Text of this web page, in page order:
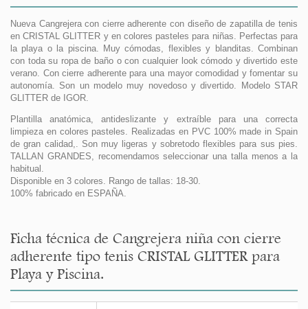
Nueva Cangrejera con cierre adherente con diseño de zapatilla de tenis
en CRISTAL GLITTER y en colores pasteles para niñas. Perfectas para
la playa o la piscina. Muy cómodas, flexibles y blanditas. Combinan
con toda su ropa de baño o con cualquier look cómodo y divertido este
verano. Con cierre adherente para una mayor comodidad y fomentar su
autonomía. Son un modelo muy novedoso y divertido. Modelo STAR
GLITTER de IGOR.
Plantilla anatómica, antideslizante y extraíble para una correcta
limpieza en colores pasteles. Realizadas en PVC 100% made in Spain
de gran calidad,. Son muy ligeras y sobretodo flexibles para sus pies.
TALLAN GRANDES, recomendamos seleccionar una talla menos a la
habitual.
Disponible en 3 colores. Rango de tallas: 18-30.
100% fabricado en ESPAÑA.
Ficha técnica de Cangrejera niña con cierre
adherente tipo tenis CRISTAL GLITTER para
Playa y Piscina.